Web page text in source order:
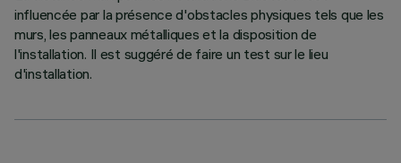
influencée par la présence d'obstacles physiques tels que les
murs, les panneaux métalliques et la disposition de
l'installation. Il est suggéré de faire un test sur le lieu
d'installation.